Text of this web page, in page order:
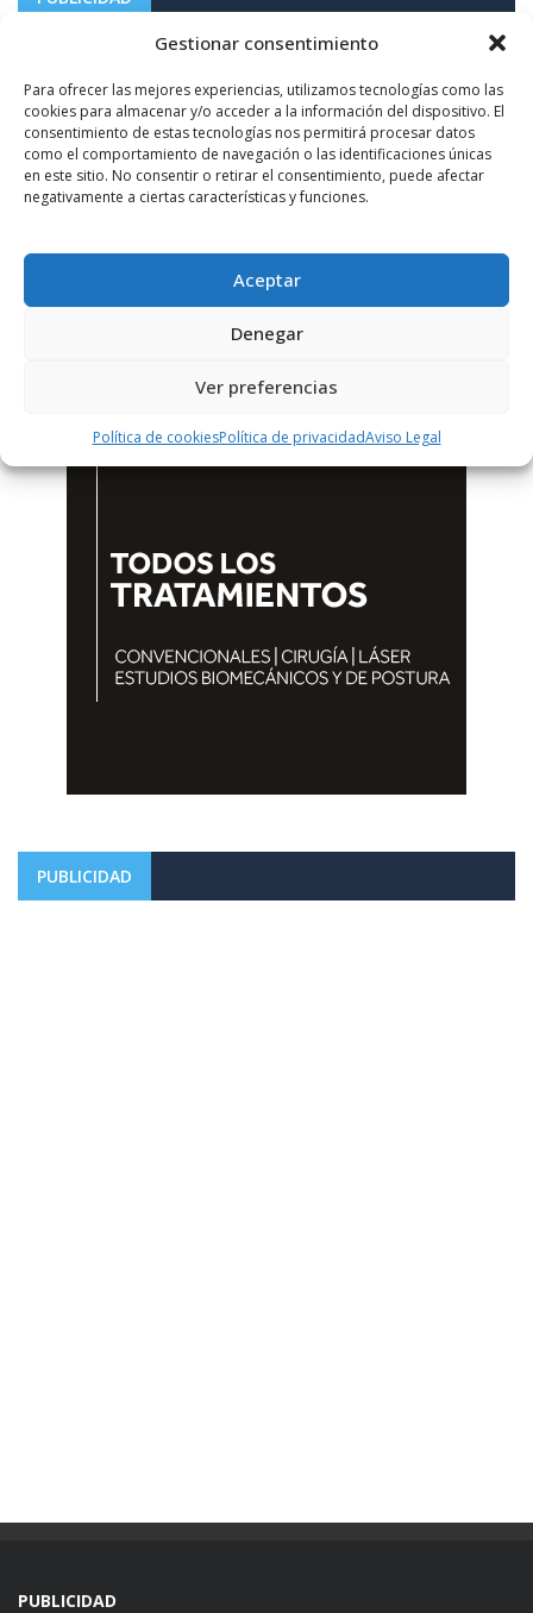
Gestionar consentimiento
Para ofrecer las mejores experiencias, utilizamos tecnologías como las
cookies para almacenar y/o acceder a la información del dispositivo. El
consentimiento de estas tecnologías nos permitirá procesar datos
como el comportamiento de navegación o las identificaciones únicas
en este sitio. No consentir o retirar el consentimiento, puede afectar
negativamente a ciertas características y funciones.
Aceptar
Denegar
Ver preferencias
Política de cookiesPolítica de privacidadAviso Legal
PUBLICIDAD
PUBLICIDAD